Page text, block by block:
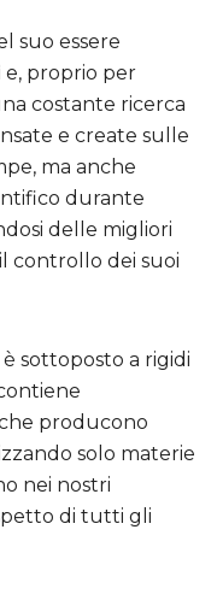
suo essere
e, proprio per
costante ricerca
e create sulle
ma anche
durante
delle migliori
controllo dei suoi
è sottoposto a rigidi
producono
solo materie
nei nostri
di tutti gli